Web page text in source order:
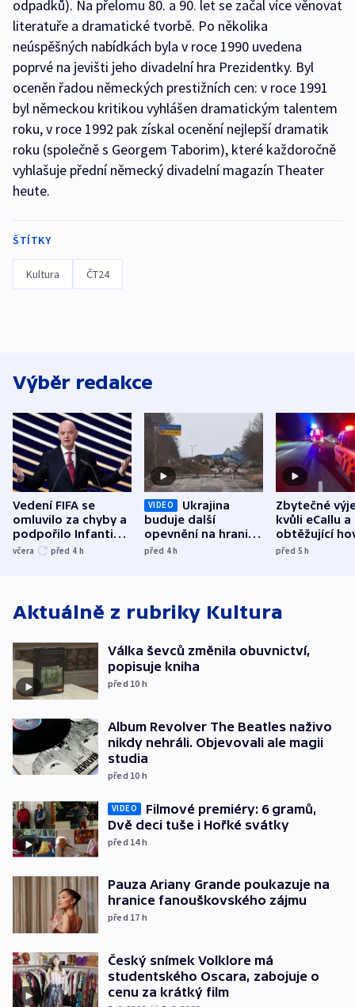
odpadků). Na přelomu 80. a 90. let se začal více věnovat
literatuře a dramatické tvorbě. Po několika
neúspěšných nabídkách byla v roce 1990 uvedena
poprvé na jevišti jeho divadelní hra Prezidentky. Byl
oceněn řadou německých prestižních cen: v roce 1991
byl německou kritikou vyhlášen dramatickým talentem
roku, v roce 1992 pak získal ocenění nejlepší dramatik
roku (společně s Georgem Taborim), které každoročně
vyhlašuje přední německý divadelní magazín Theater
heute.
ŠTÍTKY
Kultura ČT24
Výběr redakce
Vedení FIFA se
omluvilo za chyby a
podpořilo Infantina.
UEFA trvá na
včera před 4 h
VIDEO
Ukrajina
buduje další
opevnění na hranici
s Běloruskem
před 4h
Zbytečné
kvůli eCallu a
obtěžující
zdržují
před 5h
Aktuálně z rubriky Kultura
Válka ševců změnila obuvnictví,
popisuje kniha
před 10 h
Album Revolver The Beatles naživo
nikdy nehráli. Objevovali ale magii
studia
před 10 h
VIDEO
Filmové premiéry: 6 gramů,
Dvě deci tuše i Hořké svátky
před 14h
Pauza Ariany Grande poukazuje na
hranice fanouškovského zájmu
před 17 h
Český snímek Volklore má
studentského Oscara, zabojuje o
cenu za krátký film